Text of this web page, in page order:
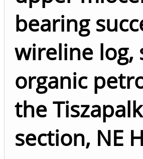
bearing
wireline log,
organic
the
section, NE